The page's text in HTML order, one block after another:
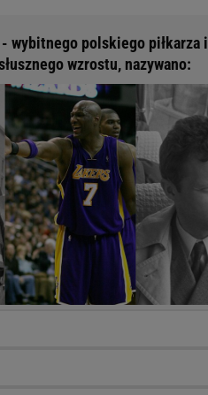
wybitnego polskiego piłkarza i
wzrostu, nazywano: